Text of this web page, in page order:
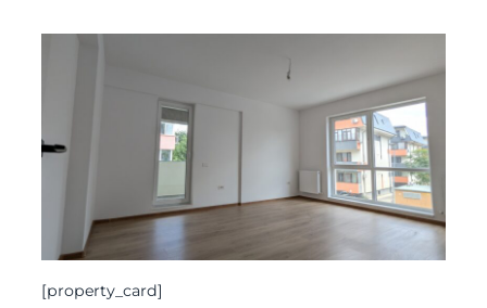
[property_card]